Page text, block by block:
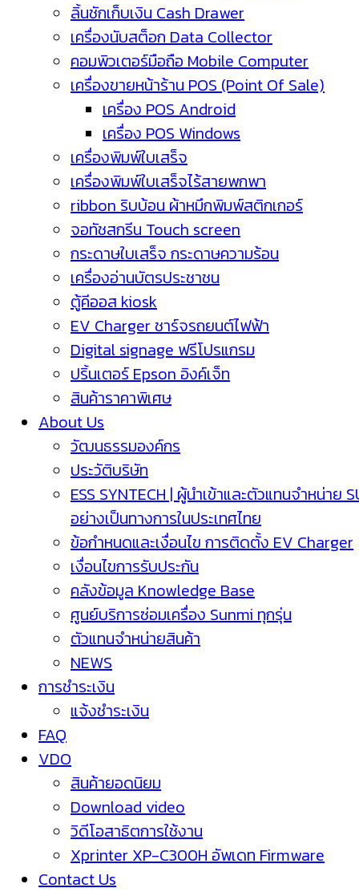
ลิ้นชักเก็บเงิน Cash Drawer
เครื่องนับสต็อก Data Collector
คอมพิวเตอร์มือถือ Mobile Computer
เครื่องขายหน้าร้าน POS (Point Of Sale)
เครื่อง POS Android
เครื่อง POS Windows
เครื่องพิมพ์ใบเสร็จ
เครื่องพิมพ์ใบเสร็จไร้สายพกพา
ribbon ริบบ้อน ผ้าหมึกพิมพ์สติกเกอร์
จอทัชสกรีน Touch screen
กระดาษใบเสร็จ กระดาษความร้อน
เครื่องอ่านบัตรประชาชน
ตู้คีออส kiosk
EV Charger ชาร์จรถยนต์ไฟฟ้า
Digital signage ฟรีโปรแกรม
ปริ้นเตอร์ Epson อิงค์เจ็ท
สินค้าราคาพิเศษ
About Us
วัฒนธรรมองค์กร
ประวัติบริษัท
ESS SYNTECH | ผู้นำเข้าและตัวแทนจำหน่าย
อย่างเป็นทางการในประเทศไทย
ข้อกำหนดและเงื่อนไข การติดตั้ง EV Charger
เงื่อนไขการรับประกัน
คลังข้อมูล Knowledge Base
ศูนย์บริการซ่อมเครื่อง Sunmi ทุกรุ่น
ตัวแทนจำหน่ายสินค้า
NEWS
การชำระเงิน
แจ้งชำระเงิน
FAQ
VDO
สินค้ายอดนิยม
Download video
วิดีโอสาธิตการใช้งาน
Xprinter XP-C300H อัพเดท Firmware
Contact Us